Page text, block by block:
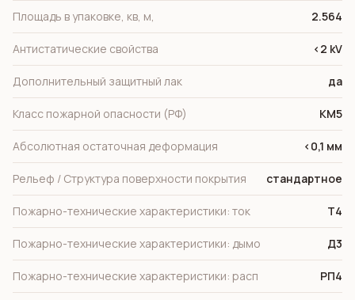
Площадь в упаковке, кв, м, 2.564
Антистатические свойства <2 kV
Дополнительный защитный лак да
Класс пожарной опасности (РФ) КМ5
Абсолютная остаточная деформация <0,1 мм
Рельеф / Структура поверхности покрытия стандартное
Пожарно-технические характеристики: ток Т4
Пожарно-технические характеристики: дымо Д3
Пожарно-технические характеристики: расп РП4